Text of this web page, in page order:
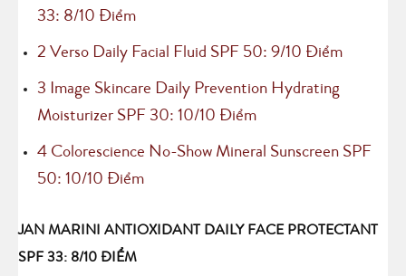
33: 8/10 Điểm
2 Verso Daily Facial Fluid SPF 50: 9/10 Điểm
3 Image Skincare Daily Prevention Hydrating
Moisturizer SPF 30: 10/10 Điểm
4 Colorescience No-Show Mineral Sunscreen SPF
50: 10/10 Điểm
JAN MARINI ANTIOXIDANT DAILY FACE PROTECTANT
SPF 33: 8/10 ĐIỂM